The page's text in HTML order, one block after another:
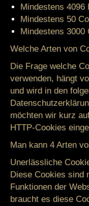
Mindestens 4096
Mindestens 50
Mindestens 3000
Welche Arten von
Die Frage welche
verwenden, hängt
und wird in den
möchten wir kurz
HTTP-Cookies
Man kann 4 Arten
Unerlässliche
Diese Cookies sind
Funktionen der
braucht es diese